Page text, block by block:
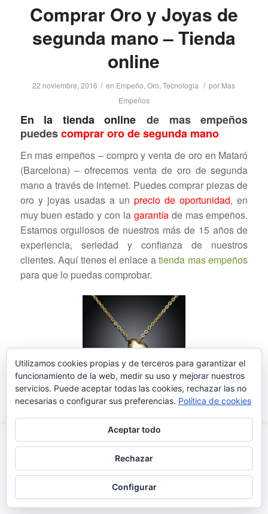
Comprar Oro y Joyas de
segunda mano – Tienda
online
22 noviembre, 2016 / en Empeño,Oro,Tecnologia / por Mas
Empeños
En la tienda online
de mas empeños
puedescomprar oro de segunda mano
En mas empeños – compro y venta de oro en Mataró
(Barcelona) – ofrecemos venta de oro de segunda
mano a través de internet. Puedes comprar piezas de
oro y joyas usadas a unprecio de oportunidad, en
muy buen estado y con la garantíade mas empeños.
Estamos orgullosos de nuestros más de 15 años de
experiencia, seriedad y confianza de nuestros
clientes. Aquí tienes el enlace atienda mas empeños
para que lo puedas comprobar.
Leer más
Este sítio web utiliza cookies para que tengas la mejor
experiencia de usuario. Si continúas navegando estás dando tu
consentimiento para la aceptación de las mencionadas cookies y
la aceptación de nuestra política de cookies.
información
Utilizamos cookies propias y de terceros para garantizar el
funcionamiento de la web, medir su uso y mejorar nuestros
servicios. Puede aceptar todas las cookies, rechazar las no
necesarias o configurar sus preferencias. Política de cookies
Aceptar todo
Rechazar
Configurar